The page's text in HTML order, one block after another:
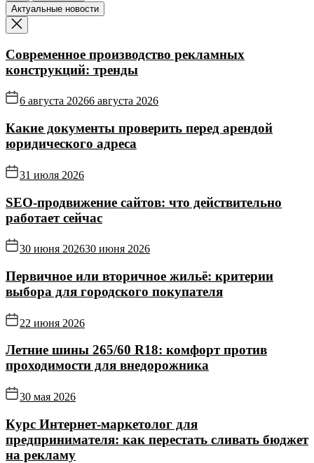
Актуальные новости
Современное производство рекламных
конструкций: тренды
6 августа 20266 августа 2026
Какие документы проверить перед арендой
юридического адреса
31 июля 2026
SEO-продвижение сайтов: что действительно
работает сейчас
30 июня 202630 июня 2026
Первичное или вторичное жильё: критерии
выбора для городского покупателя
22 июня 2026
Летние шины 265/60 R18: комфорт против
проходимости для внедорожника
30 мая 2026
Курс Интернет‑маркетолог для
предпринимателя: как перестать сливать бюджет
на рекламу